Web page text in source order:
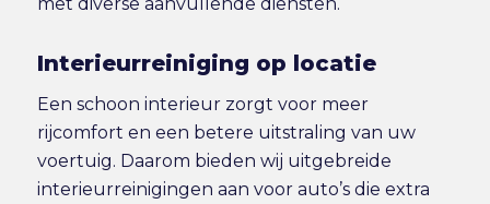
Interieurreiniging op locatie
Een schoon interieur zorgt voor meer
rijcomfort en een betere uitstraling van uw
voertuig. Daarom bieden wij uitgebreide
interieurreinigingen aan voor auto’s die extra